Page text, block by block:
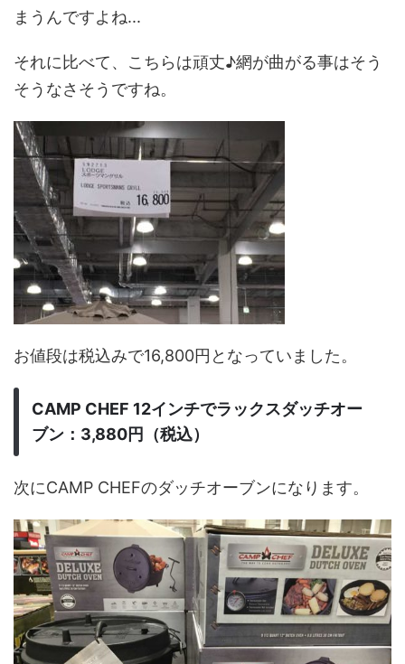
まうんですよね...
それに比べて、こちらは頑丈♪網が曲がる事はそう
そうなさそうですね。
お値段は税込みで16,800円となっていました。
CAMP CHEF 12インチでラックスダッチオー
ブン：3,880円（税込）
次にCAMP CHEFのダッチオーブンになります。